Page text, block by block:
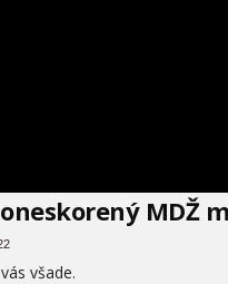
MDŽ
všade.